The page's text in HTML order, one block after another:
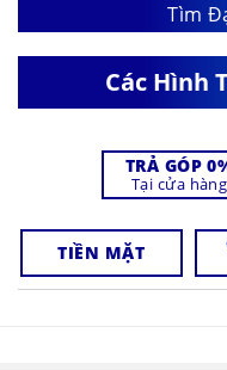
Tìm
Các Hình
TRẢ GÓP
Tại cửa hàng
TIỀN MẶT